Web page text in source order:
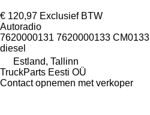
€ 120,97 Exclusief BTW
Autoradio
7620000131 7620000133 CM0133
diesel
Estland, Tallinn
TruckParts Eesti OÜ
Contact opnemen met verkoper